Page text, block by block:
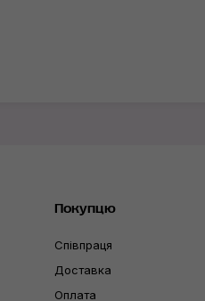
Покупцю
Співпраця
Доставка
Оплата